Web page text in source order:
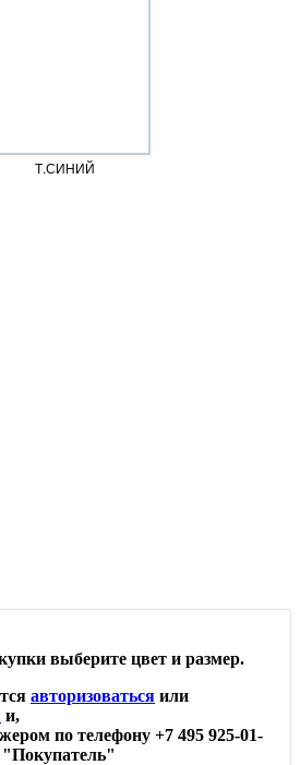
Т.СИНИЙ
выберите цвет и размер.
авторизоваться или
и,
по телефону +7 495 925-01-
"Покупатель"